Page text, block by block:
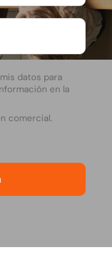
datos para
en la
comercial.